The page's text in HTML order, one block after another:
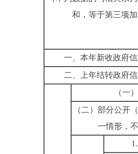
和，等于第三项
一、本年新收政府
二、上年结转政府
（一
（二）部分公开
一情形，